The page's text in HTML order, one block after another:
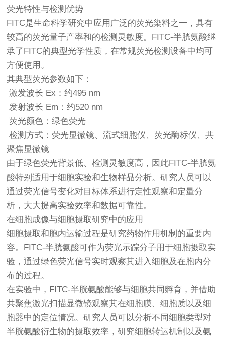
荧光特性与检测优势
FITC是生命科学研究中应用广泛的荧光染料之一，具有
较高的荧光量子产率和的检测灵敏度。FITC-半胱氨酸继
承了FITC的典型光学性质，在常规荧光检测设备中均可
方便使用。
其典型荧光参数如下：
激发波长 Ex：约495 nm
发射波长 Em：约520 nm
荧光颜色：绿色荧光
检测方式：荧光显微镜、流式细胞仪、荧光酶标仪、共
聚焦显微镜
由于绿色荧光背景低、检测灵敏度高，因此FITC-半胱氨
酸特别适用于细胞实验和生物样品分析。研究人员可以
通过荧光信号变化对目标体系进行定性观察和定量分
析，大大提高实验效率和数据可靠性。
在细胞成像与细胞摄取研究中的应用
细胞摄取和胞内运输过程是研究药物作用机制的重要内
容。FITC-半胱氨酸可作为荧光示踪分子用于细胞摄取实
验，通过绿色荧光信号实时观察其进入细胞及在胞内分
布的过程。
在实验中，FITC-半胱氨酸能够与细胞共同孵育，并借助
共聚焦激光扫描显微镜观察其在细胞膜、细胞质以及细
胞器中的定位情况。研究人员可以分析不同细胞类型对
半胱氨酸衍生物的摄取效率，研究细胞转运机制以及氨